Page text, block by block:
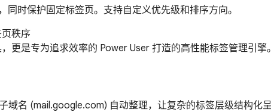
时保护固定标签页。支持自定义优先级和排序方向。
秩序
更是专为追求效率的 Power User 打造的高性能标签管理引擎。